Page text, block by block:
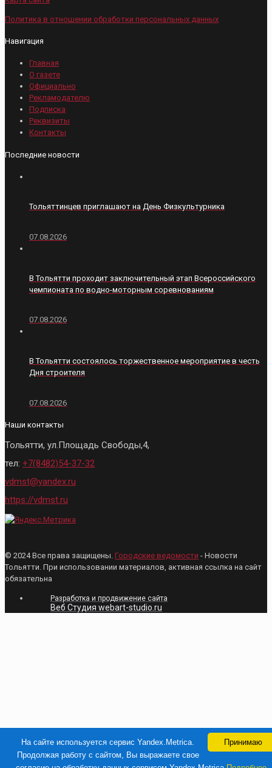
Политика в отношении обработки персональных данных
Навигация
Главная
О газете
Официально
Рекламодателю
Подписка
Реквизиты
Контакты
Последние новости
Тольяттинцев приглашают на День Физкультурника
07.08.2026
В Тольятти проходит заключительный этап Всероссийского
чемпионата по водно-моторным соревнованиям
07.08.2026
В Тольятти состоялось торжественное мероприятие в честь
Дня строителя
07.08.2026
Наши контакты
Тольятти, ул.Площадь Свободы,4,
тел: +7(8482)54-37-32
vdmst@yandex.ru
https://vdmst.ru
© 2024 Все права защищены. Городские ведомости - Новости
Тольятти. При использовании материалов, активная ссылка на сайт
обязательна
Разработка и продвижение сайта
Веб Студия webart-studio.ru
Принимаю
На сайте используется сервис Yandex.Metrica.
Продолжая работу с сайтом, Вы выражаете свое